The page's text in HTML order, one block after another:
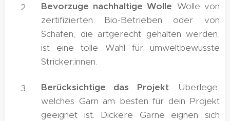
Bevorzuge nachhaltige Wolle: Wolle von
zertifizierten Bio-Betrieben oder von
Schafen, die artgerecht gehalten werden,
ist eine tolle Wahl für umweltbewusste
Stricker:innen.
Berücksichtige das Projekt: Überlege,
welches Garn am besten für dein Projekt
geeignet ist. Dickere Garne eignen sich